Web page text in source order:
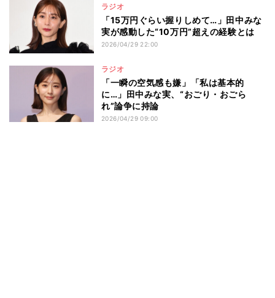
ラジオ
「15万円ぐらい握りしめて…」田中みな
実が感動した“10万円”超えの経験とは
2026/04/29 22:00
ラジオ
「一瞬の空気感も嫌」「私は基本的
に…」田中みな実、“おごり・おごら
れ”論争に持論
2026/04/29 09:00